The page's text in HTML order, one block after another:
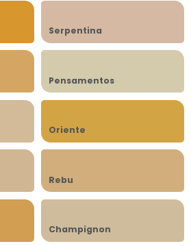
Serpentina
Pensamentos
Oriente
Rebu
Champignon